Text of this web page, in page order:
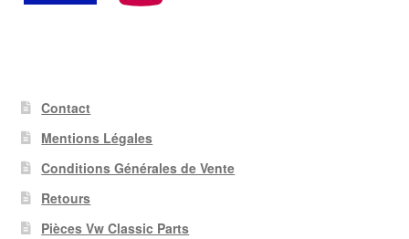
Contact
Mentions Légales
Conditions Générales de Vente
Retours
Pièces Vw Classic Parts